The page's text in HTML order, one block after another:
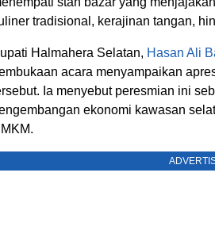
tradisional, kerajinan tangan,
Halmahera Selatan, Hasan Ali
acara menyampaikan
Ia menyebut peresmian ini
ekonomi kawasan